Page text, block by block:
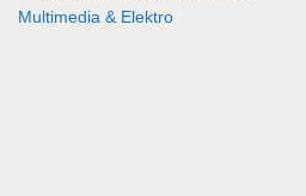
Multimedia & Elektro